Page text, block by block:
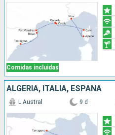
Comidas incluidas
ALGERIA, ITALIA, ESPAÑA
L Austral 9 d